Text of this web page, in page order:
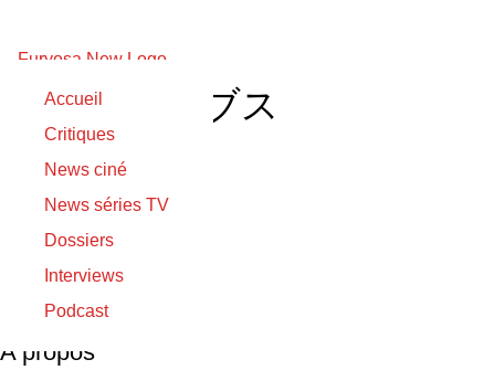
Accueil
Critiques
News ciné
News séries TV
Dossiers
Interviews
Podcast
デッド リーブス
24/05/2019
24/05/2019
Dead Leaves
A propos